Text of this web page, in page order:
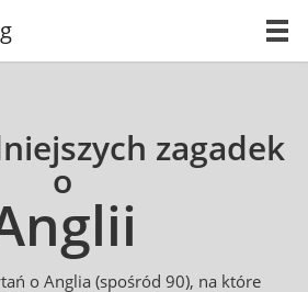
zagadek
o
o Anglia (spośród 90), na które